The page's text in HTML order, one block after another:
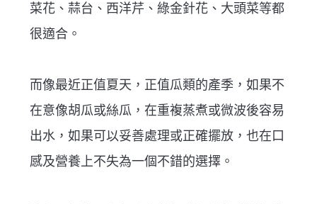
菜花、蒜台、西洋芹、綠金針花、大頭菜等都
很適合。
而像最近正值夏天，正值瓜類的產季，如果不
在意像胡瓜或絲瓜，在重複蒸煮或微波後容易
出水，如果可以妥善處理或正確擺放，也在口
感及營養上不失為一個不錯的選擇。